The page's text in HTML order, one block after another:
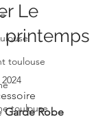
toulouse
toulouse
Le
printemps
Garde Robe